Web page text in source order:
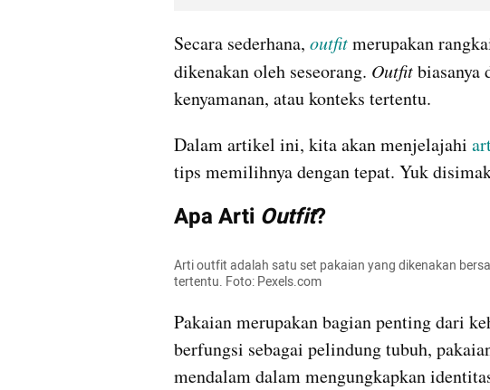
Secara sederhana, outfit merupakan
dikenakan oleh seseorang. Outfit biasanya
kenyamanan, atau konteks tertentu.
Dalam artikel ini, kita akan menjelajahi
tips memilihnya dengan tepat. Yuk
Apa Arti Outfit?
Arti outfit adalah satu set pakaian yang dikenakan
tertentu. Foto: Pexels.com
Pakaian merupakan bagian penting dari
berfungsi sebagai pelindung tubuh,
mendalam dalam mengungkapkan